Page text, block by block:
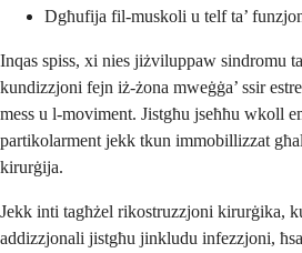
Dgħufija fil-muskoli u telf ta’
Inqas spiss, xi nies jiżviluppaw sindromu
kundizzjoni fejn iż-żona mweġġa’ ssir
mess u l-moviment. Jistgħu jseħħu wkoll
partikolarment jekk tkun immobillizzat
kirurġija.
Jekk inti tagħżel rikostruzzjoni kirurġika,
addizzjonali jistgħu jinkludu infezzjoni,